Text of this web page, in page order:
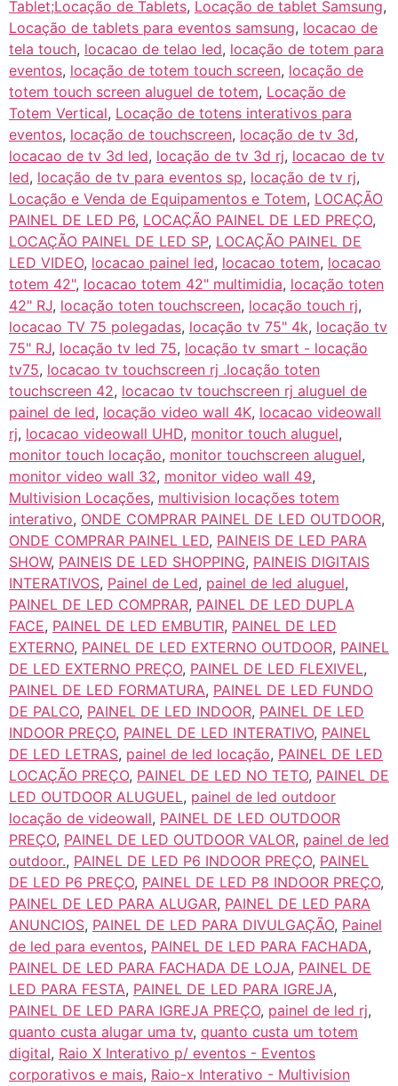
Tablet;Locação de Tablets, Locação de tablet Samsung,
Locação de tablets para eventos samsung, locacao de
tela touch, locacao de telao led, locação de totem para
eventos, locação de totem touch screen, locação de
totem touch screen aluguel de totem, Locação de
Totem Vertical, Locação de totens interativos para
eventos, locação de touchscreen, locação de tv 3d,
locacao de tv 3d led, locação de tv 3d rj, locacao de tv
led, locação de tv para eventos sp, locação de tv rj,
Locação e Venda de Equipamentos e Totem, LOCAÇÃO
PAINEL DE LED P6, LOCAÇÃO PAINEL DE LED PREÇO,
LOCAÇÃO PAINEL DE LED SP, LOCAÇÃO PAINEL DE
LED VIDEO, locacao painel led, locacao totem, locacao
totem 42", locacao totem 42" multimidia, locação toten
42" RJ, locação toten touchscreen, locação touch rj,
locacao TV 75 polegadas, locação tv 75" 4k, locação tv
75" RJ, locação tv led 75, locação tv smart - locação
tv75, locacao tv touchscreen rj .locação toten
touchscreen 42, locacao tv touchscreen rj aluguel de
painel de led, locação video wall 4K, locacao videowall
rj, locacao videowall UHD, monitor touch aluguel,
monitor touch locação, monitor touchscreen aluguel,
monitor video wall 32, monitor video wall 49,
Multivision Locações, multivision locações totem
interativo, ONDE COMPRAR PAINEL DE LED OUTDOOR,
ONDE COMPRAR PAINEL LED, PAINEIS DE LED PARA
SHOW, PAINEIS DE LED SHOPPING, PAINEIS DIGITAIS
INTERATIVOS, Painel de Led, painel de led aluguel,
PAINEL DE LED COMPRAR, PAINEL DE LED DUPLA
FACE, PAINEL DE LED EMBUTIR, PAINEL DE LED
EXTERNO, PAINEL DE LED EXTERNO OUTDOOR, PAINEL
DE LED EXTERNO PREÇO, PAINEL DE LED FLEXIVEL,
PAINEL DE LED FORMATURA, PAINEL DE LED FUNDO
DE PALCO, PAINEL DE LED INDOOR, PAINEL DE LED
INDOOR PREÇO, PAINEL DE LED INTERATIVO, PAINEL
DE LED LETRAS, painel de led locação, PAINEL DE LED
LOCAÇÃO PREÇO, PAINEL DE LED NO TETO, PAINEL DE
LED OUTDOOR ALUGUEL, painel de led outdoor
locação de videowall, PAINEL DE LED OUTDOOR
PREÇO, PAINEL DE LED OUTDOOR VALOR, painel de led
outdoor., PAINEL DE LED P6 INDOOR PREÇO, PAINEL
DE LED P6 PREÇO, PAINEL DE LED P8 INDOOR PREÇO,
PAINEL DE LED PARA ALUGAR, PAINEL DE LED PARA
ANUNCIOS, PAINEL DE LED PARA DIVULGAÇÃO, Painel
de led para eventos, PAINEL DE LED PARA FACHADA,
PAINEL DE LED PARA FACHADA DE LOJA, PAINEL DE
LED PARA FESTA, PAINEL DE LED PARA IGREJA,
PAINEL DE LED PARA IGREJA PREÇO, painel de led rj,
quanto custa alugar uma tv, quanto custa um totem
digital, Raio X Interativo p/ eventos - Eventos
corporativos e mais, Raio-x Interativo - Multivision